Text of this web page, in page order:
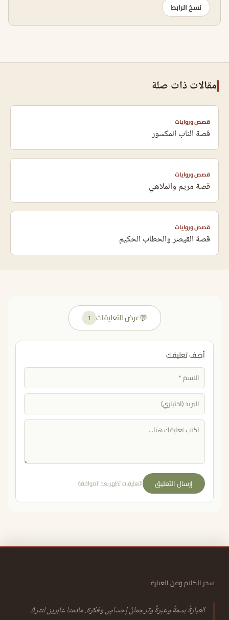
نسخ الرابط
مقالات ذات صلة
قصص وروايات
قصة الناب المكسور
قصص وروايات
قصة مريم والملاهي
قصص وروايات
قصة القيصر والحطاب الحكيم
💬عرض التعليقات 1
أضف تعليقك
إرسال التعليق التعليقات تظهر بعد الموافقة
سحر الكلام وفن العبارة
العبارةُ بسمةٌ وعبرةٌ وترجمانُ إحساسٍ وفكرة. مادمنا عابرين لنتركَ